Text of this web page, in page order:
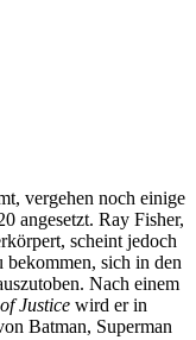
vergehen noch einige
angesetzt. Ray Fisher,
scheint jedoch
bekommen, sich in den
Nach einem
Justice wird er in
Batman, Superman